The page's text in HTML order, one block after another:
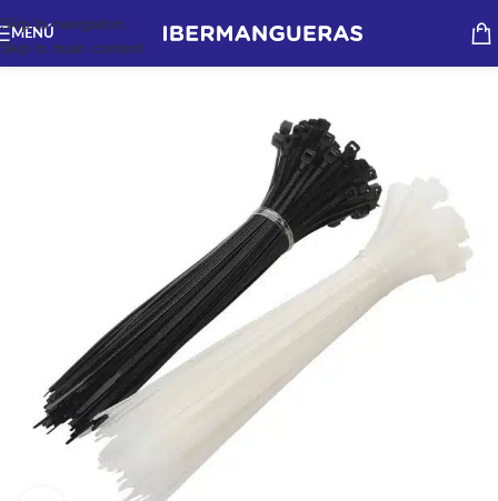
Skip to navigation
Skip to main content
MENÚ